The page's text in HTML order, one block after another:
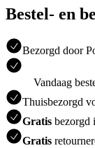
Bestel- en
Bezorgd door
Vandaag
Thuisbezorgd
Gratis bezorgd
Gratis